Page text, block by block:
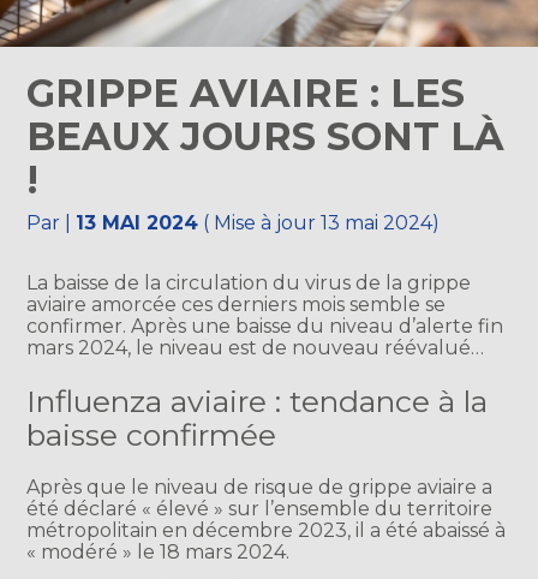
GRIPPE AVIAIRE : LES
BEAUX JOURS SONT LÀ
!
Par 13 MAI 2024 ( Mise à jour 13 mai 2024)
La baisse de la circulation du virus de la grippe
aviaire amorcée ces derniers mois semble se
confirmer. Après une baisse du niveau d’alerte fin
mars 2024, le niveau est de nouveau réévalué…
Influenza aviaire : tendance à la
baisse confirmée
Après que le niveau de risque de grippe aviaire a
été déclaré « élevé » sur l’ensemble du territoire
métropolitain en décembre 2023, il a été abaissé à
« modéré » le 18 mars 2024.